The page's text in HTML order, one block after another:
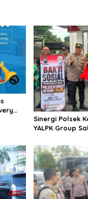
Sinergi Polsek
YALPK Group
Gresik